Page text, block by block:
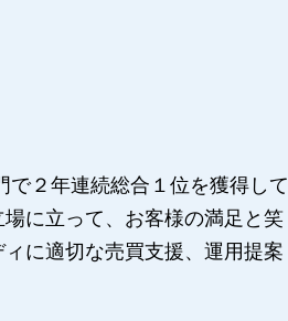
２年連続総合１位を獲得して
に立って、お客様の満足と笑
に適切な売買支援、運用提案